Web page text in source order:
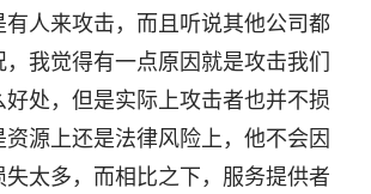
人来攻击，而且听说其他公司都
我觉得有一点原因就是攻击我们
处，但是实际上攻击者也并不损
源上还是法律风险上，他不会因
太多，而相比之下，服务提供者